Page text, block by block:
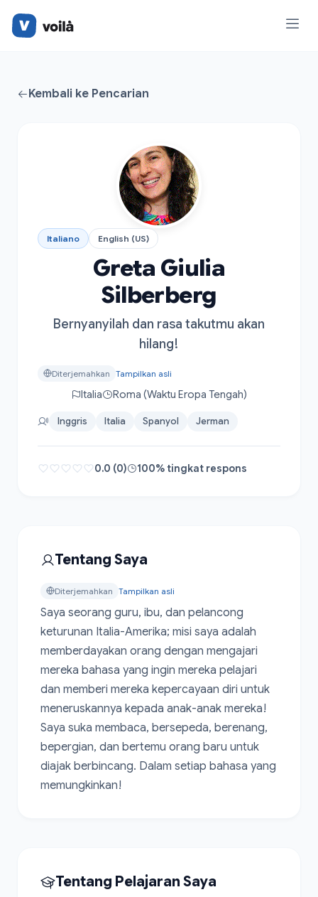
Kembali ke Pencarian
Italiano English (US)
Greta Giulia
Silberberg
Bernyanyilah dan rasa takutmu akan
hilang!
Diterjemahkan Tampilkan asli
Italia Roma (Waktu Eropa Tengah)
Inggris Italia Spanyol Jerman
0.0 (0) 100% tingkat respons
Tentang Saya
Diterjemahkan Tampilkan asli
Saya seorang guru, ibu, dan pelancong
keturunan Italia-Amerika; misi saya adalah
memberdayakan orang dengan mengajari
mereka bahasa yang ingin mereka pelajari
dan memberi mereka kepercayaan diri untuk
meneruskannya kepada anak-anak mereka!
Saya suka membaca, bersepeda, berenang,
bepergian, dan bertemu orang baru untuk
diajak berbincang. Dalam setiap bahasa yang
memungkinkan!
Tentang Pelajaran Saya